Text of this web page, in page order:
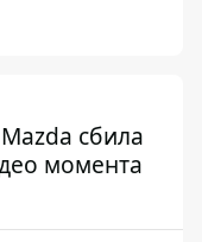
сбила
момента